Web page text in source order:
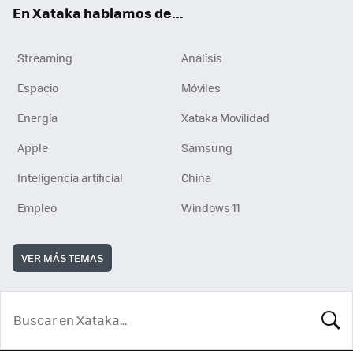
En Xataka hablamos de...
Streaming
Análisis
Espacio
Móviles
Energía
Xataka Movilidad
Apple
Samsung
Inteligencia artificial
China
Empleo
Windows 11
VER MÁS TEMAS